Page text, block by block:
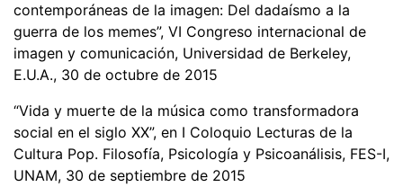
contemporáneas de la imagen: Del dadaísmo a la
guerra de los memes”, VI Congreso internacional de
imagen y comunicación, Universidad de Berkeley,
E.U.A., 30 de octubre de 2015
“Vida y muerte de la música como transformadora
social en el siglo XX”, en I Coloquio Lecturas de la
Cultura Pop. Filosofía, Psicología y Psicoanálisis, FES-I,
UNAM, 30 de septiembre de 2015